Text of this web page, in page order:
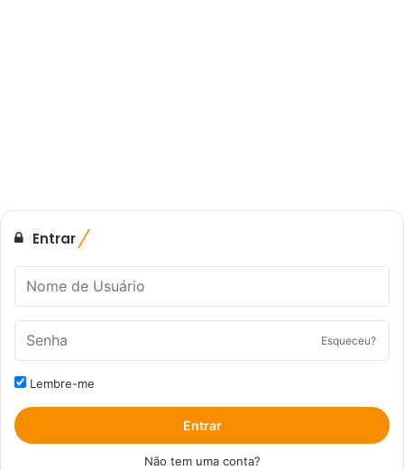
Entrar
Esqueceu?
Lembre-me
Entrar
Não tem uma conta?